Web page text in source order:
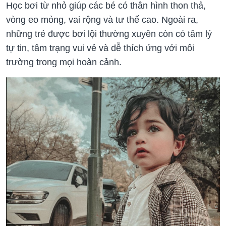
Học bơi từ nhỏ giúp các bé có thân hình thon thả,
vòng eo mỏng, vai rộng và tư thế cao. Ngoài ra,
những trẻ được bơi lội thường xuyên còn có tâm lý
tự tin, tâm trạng vui vẻ và dễ thích ứng với môi
trường trong mọi hoàn cảnh.